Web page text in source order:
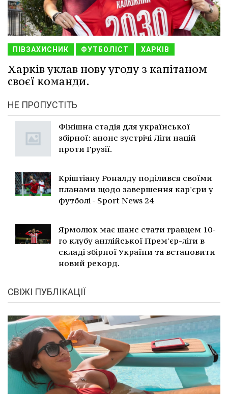
ПІВЗАХИСНИК ФУТБОЛІСТ ХАРКІВ
Харків уклав нову угоду з капітаном
своєї команди.
НЕ ПРОПУСТІТЬ
Фінішна стадія для української
збірної: анонс зустрічі Ліги націй
проти Грузії.
Кріштіану Роналду поділився своїми
планами щодо завершення кар'єри у
футболі - Sport News 24
Ярмолюк має шанс стати гравцем 10-
го клубу англійської Прем'єр-ліги в
складі збірної України та встановити
новий рекорд.
СВІЖІ ПУБЛІКАЦІЇ